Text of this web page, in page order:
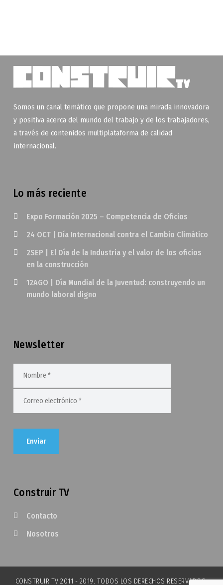
Somos un canal temático que propone una mirada innovadora
y positiva acerca del mundo del trabajo y de los trabajadores,
a través de contenidos multiplataforma de calidad
internacional.
Lo más reciente
Expo Formación 2025 – Competencia de Oficios
24 OCT | Día Internacional contra el Cambio Climático
2SEP | El Día de la Industria y el valor de los oficios
en la construcción
12AGO | Día Mundial de la Juventud: construyendo un
mundo laboral digno
Newsletter
Construir TV
Contacto
Nosotros
CONSTRUIR TV 2011 - 2019. TODOS LOS DERECHOS RESERVADOS.